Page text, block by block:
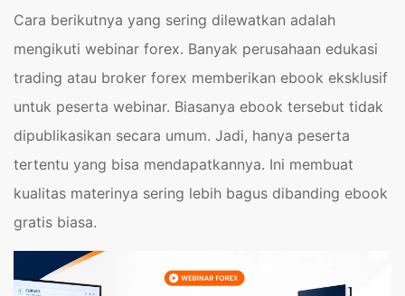
Cara berikutnya yang sering dilewatkan adalah
mengikuti webinar forex. Banyak perusahaan edukasi
trading atau broker forex memberikan ebook eksklusif
untuk peserta webinar. Biasanya ebook tersebut tidak
dipublikasikan secara umum. Jadi, hanya peserta
tertentu yang bisa mendapatkannya. Ini membuat
kualitas materinya sering lebih bagus dibanding ebook
gratis biasa.